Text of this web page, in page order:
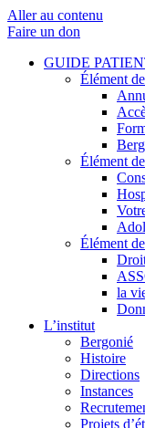
Aller au contenu
Faire un don
GUIDE
Élément
Élément
Élément
la
L’institut
Bergonié
Histoire
Directions
Instances
Projets